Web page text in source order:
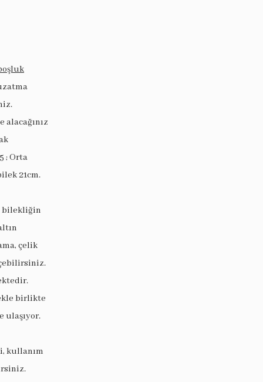
alacağınız
; Orta
21cm.
bilekliğin
çelik
birlikte
ulaşıyor.
kullanım